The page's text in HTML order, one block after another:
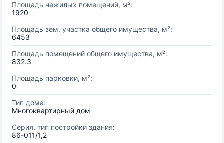
Площадь нежилых помещений, м²:
1920
Площадь зем. участка общего имущества, м²:
6453
Площадь помещений общего имущества, м²:
832.3
Площадь парковки, м²:
0
Тип дома:
Многоквартирный дом
Серия, тип постройки здания:
86-011/1,2